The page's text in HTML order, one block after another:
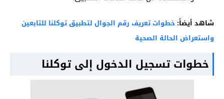
شاهد أيضاً: خطوات تعريف رقم الجوال لتطبيق توكلنا للتابعين
واستعراض الحالة الصحية
خطوات تسجيل الدخول إلى توكلنا